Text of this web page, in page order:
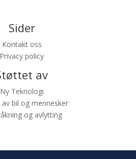
Sider
Kontakt oss
Privacy policy
av
Ny Teknologi
av bil og mennesker
og avlytting